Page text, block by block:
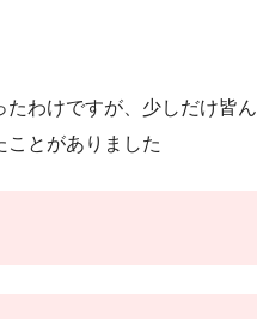
わけですが、少しだけ皆ん
ことがありました